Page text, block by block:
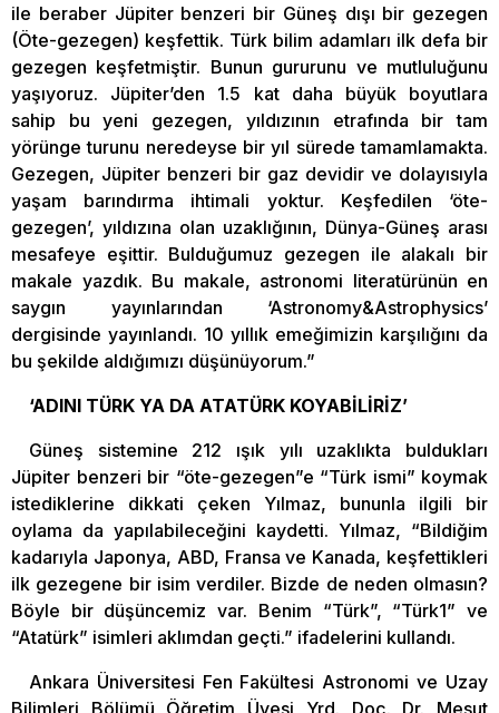
ile beraber Jüpiter benzeri bir Güneş dışı bir gezegen
(Öte-gezegen) keşfettik. Türk bilim adamları ilk defa bir
gezegen keşfetmiştir. Bunun gururunu ve mutluluğunu
yaşıyoruz. Jüpiter’den 1.5 kat daha büyük boyutlara
sahip bu yeni gezegen, yıldızının etrafında bir tam
yörünge turunu neredeyse bir yıl sürede tamamlamakta.
Gezegen, Jüpiter benzeri bir gaz devidir ve dolayısıyla
yaşam barındırma ihtimali yoktur. Keşfedilen ‘öte-
gezegen’, yıldızına olan uzaklığının, Dünya-Güneş arası
mesafeye eşittir. Bulduğumuz gezegen ile alakalı bir
makale yazdık. Bu makale, astronomi literatürünün en
saygın yayınlarından ‘Astronomy&Astrophysics’
dergisinde yayınlandı. 10 yıllık emeğimizin karşılığını da
bu şekilde aldığımızı düşünüyorum.”
‘ADINI TÜRK YA DA ATATÜRK KOYABİLİRİZ’
Güneş sistemine 212 ışık yılı uzaklıkta buldukları
Jüpiter benzeri bir “öte-gezegen”e “Türk ismi” koymak
istediklerine dikkati çeken Yılmaz, bununla ilgili bir
oylama da yapılabileceğini kaydetti. Yılmaz, “Bildiğim
kadarıyla Japonya, ABD, Fransa ve Kanada, keşfettikleri
ilk gezegene bir isim verdiler. Bizde de neden olmasın?
Böyle bir düşüncemiz var. Benim “Türk”, “Türk1” ve
“Atatürk” isimleri aklımdan geçti.” ifadelerini kullandı.
Ankara Üniversitesi Fen Fakültesi Astronomi ve Uzay